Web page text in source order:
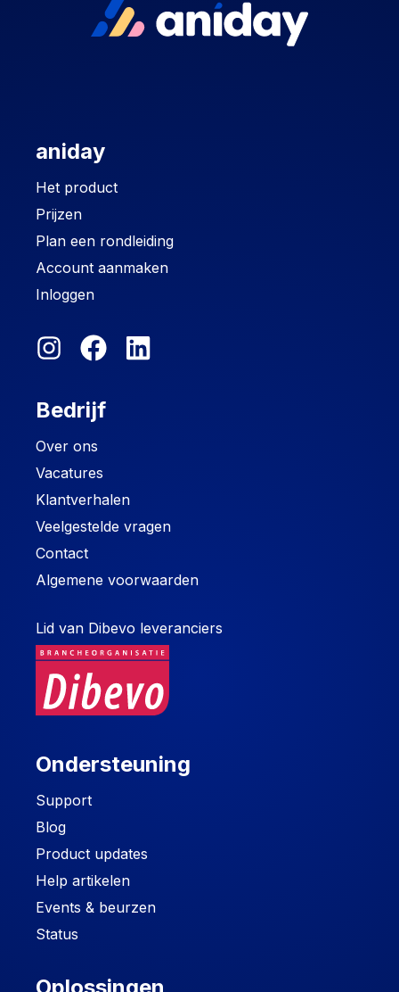
aniday
Het product
Prijzen
Plan een rondleiding
Account aanmaken
Inloggen
Bedrijf
Over ons
Vacatures
Klantverhalen
Veelgestelde vragen
Contact
Algemene voorwaarden
Lid van Dibevo leveranciers
Ondersteuning
Support
Blog
Product updates
Help artikelen
Events & beurzen
Status